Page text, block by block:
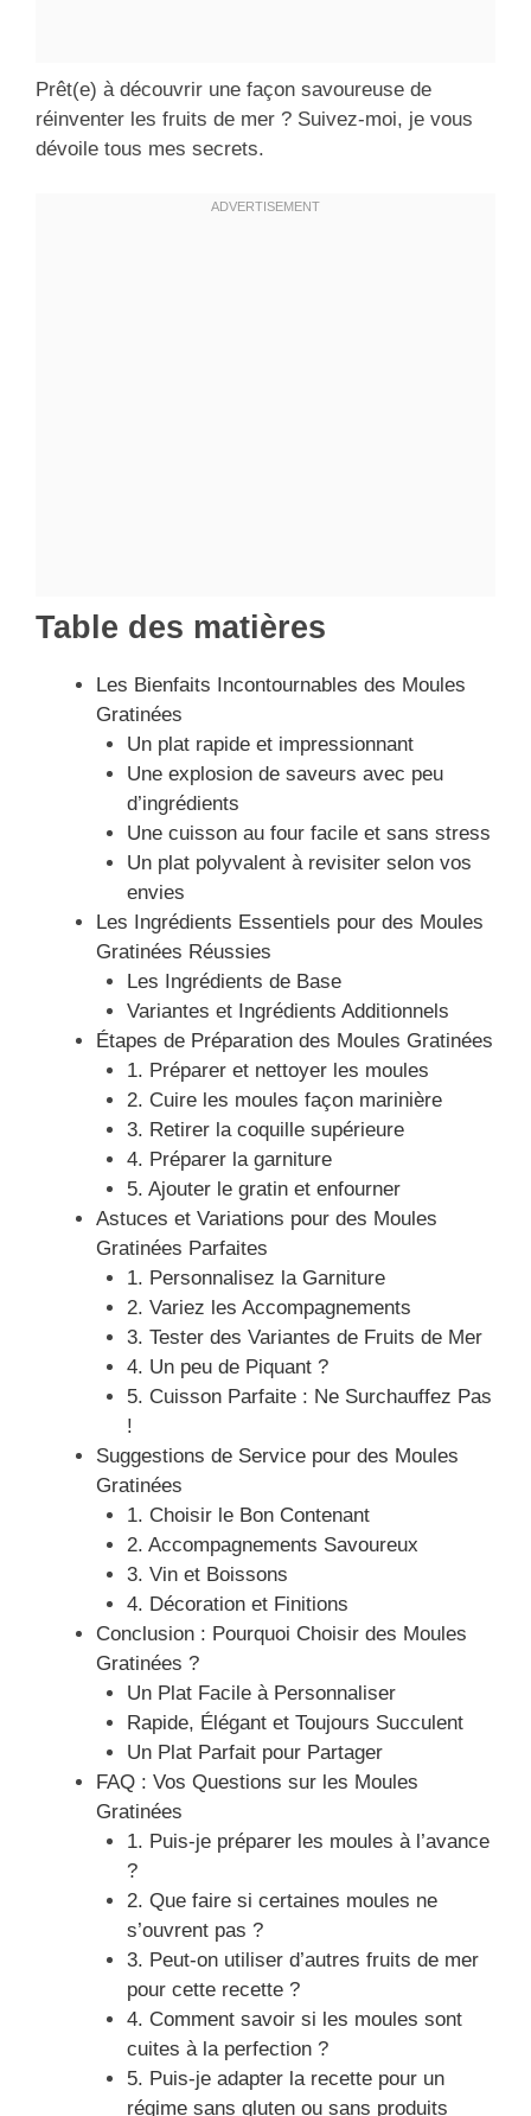
Prêt(e) à découvrir une façon savoureuse de
réinventer les fruits de mer ? Suivez-moi, je vous
dévoile tous mes secrets.
Table des matières
Les Bienfaits Incontournables des Moules
Gratinées
Un plat rapide et impressionnant
Une explosion de saveurs avec peu
d’ingrédients
Une cuisson au four facile et sans stress
Un plat polyvalent à revisiter selon vos
envies
Les Ingrédients Essentiels pour des Moules
Gratinées Réussies
Les Ingrédients de Base
Variantes et Ingrédients Additionnels
Étapes de Préparation des Moules Gratinées
1. Préparer et nettoyer les moules
2. Cuire les moules façon marinière
3. Retirer la coquille supérieure
4. Préparer la garniture
5. Ajouter le gratin et enfourner
Astuces et Variations pour des Moules
Gratinées Parfaites
1. Personnalisez la Garniture
2. Variez les Accompagnements
3. Tester des Variantes de Fruits de Mer
4. Un peu de Piquant ?
5. Cuisson Parfaite : Ne Surchauffez Pas
!
Suggestions de Service pour des Moules
Gratinées
1. Choisir le Bon Contenant
2. Accompagnements Savoureux
3. Vin et Boissons
4. Décoration et Finitions
Conclusion : Pourquoi Choisir des Moules
Gratinées ?
Un Plat Facile à Personnaliser
Rapide, Élégant et Toujours Succulent
Un Plat Parfait pour Partager
FAQ : Vos Questions sur les Moules
Gratinées
1. Puis-je préparer les moules à l’avance
?
2. Que faire si certaines moules ne
s’ouvrent pas ?
3. Peut-on utiliser d’autres fruits de mer
pour cette recette ?
4. Comment savoir si les moules sont
cuites à la perfection ?
5. Puis-je adapter la recette pour un
régime sans gluten ou sans produits